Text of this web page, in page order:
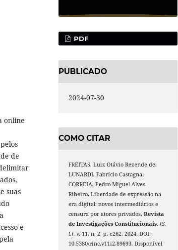
online
de
suas
e
PDF
PUBLICADO
2024-07-30
COMO CITAR
FREITAS, Luiz Otávio Rezende de;
LUNARDI, Fabrício Castagna;
CORREIA, Pedro Miguel Alves
Ribeiro. Liberdade de expressão na
era digital: novos intermediários e
censura por atores privados.Revista
de Investigações Constitucionais,[S.
l.], v. 11, n. 2, p. e262, 2024. DOI:
10.5380/rinc.v11i2.89693. Disponível